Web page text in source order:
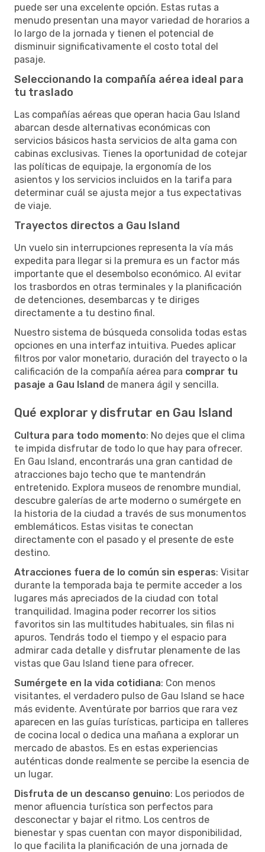
puede ser una excelente opción. Estas rutas a
menudo presentan una mayor variedad de horarios a
lo largo de la jornada y tienen el potencial de
disminuir significativamente el costo total del
pasaje.
Seleccionando la compañía aérea ideal para
tu traslado
Las compañías aéreas que operan hacia Gau Island
abarcan desde alternativas económicas con
servicios básicos hasta servicios de alta gama con
cabinas exclusivas. Tienes la oportunidad de cotejar
las políticas de equipaje, la ergonomía de los
asientos y los servicios incluidos en la tarifa para
determinar cuál se ajusta mejor a tus expectativas
de viaje.
Trayectos directos a Gau Island
Un vuelo sin interrupciones representa la vía más
expedita para llegar si la premura es un factor más
importante que el desembolso económico. Al evitar
los trasbordos en otras terminales y la planificación
de detenciones, desembarcas y te diriges
directamente a tu destino final.
Nuestro sistema de búsqueda consolida todas estas
opciones en una interfaz intuitiva. Puedes aplicar
filtros por valor monetario, duración del trayecto o la
calificación de la compañía aérea para comprar tu
pasaje a Gau Island de manera ágil y sencilla.
Qué explorar y disfrutar en Gau Island
Cultura para todo momento: No dejes que el clima
te impida disfrutar de todo lo que hay para ofrecer.
En Gau Island, encontrarás una gran cantidad de
atracciones bajo techo que te mantendrán
entretenido. Explora museos de renombre mundial,
descubre galerías de arte moderno o sumérgete en
la historia de la ciudad a través de sus monumentos
emblemáticos. Estas visitas te conectan
directamente con el pasado y el presente de este
destino.
Atracciones fuera de lo común sin esperas: Visitar
durante la temporada baja te permite acceder a los
lugares más apreciados de la ciudad con total
tranquilidad. Imagina poder recorrer los sitios
favoritos sin las multitudes habituales, sin filas ni
apuros. Tendrás todo el tiempo y el espacio para
admirar cada detalle y disfrutar plenamente de las
vistas que Gau Island tiene para ofrecer.
Sumérgete en la vida cotidiana: Con menos
visitantes, el verdadero pulso de Gau Island se hace
más evidente. Aventúrate por barrios que rara vez
aparecen en las guías turísticas, participa en talleres
de cocina local o dedica una mañana a explorar un
mercado de abastos. Es en estas experiencias
auténticas donde realmente se percibe la esencia de
un lugar.
Disfruta de un descanso genuino: Los periodos de
menor afluencia turística son perfectos para
desconectar y bajar el ritmo. Los centros de
bienestar y spas cuentan con mayor disponibilidad,
lo que facilita la planificación de una jornada de